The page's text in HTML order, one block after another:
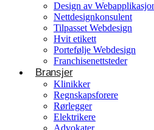
Design av
Nettdesignkonsulent
Tilpasset Webdesign
Hvit etikett
Portefølje Webdesign
Franchisenettsteder
Bransjer
Klinikker
Regnskapsforere
Rørlegger
Elektrikere
Advokater
Betjener
WordPress
Shopify Nettbutikk
BigCommerce
Ønsker du å bygge din
Norge?
Få et tilbud
Byggefirmaer